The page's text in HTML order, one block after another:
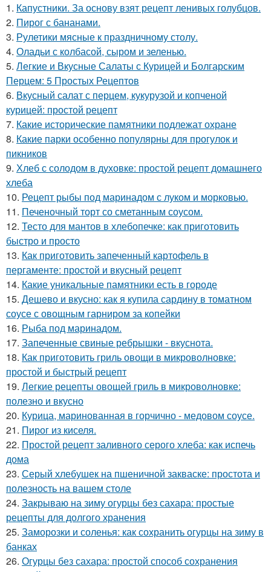
1. Капустники. За основу взят рецепт ленивых голубцов.
2. Пирог с бананами.
3. Рулетики мясные к праздничному столу.
4. Оладьи с колбасой, сыром и зеленью.
5. Легкие и Вкусные Салаты с Курицей и Болгарским
Перцем: 5 Простых Рецептов
6. Вкусный салат с перцем, кукурузой и копченой
курицей: простой рецепт
7. Какие исторические памятники подлежат охране
8. Какие парки особенно популярны для прогулок и
пикников
9. Хлеб с солодом в духовке: простой рецепт домашнего
хлеба
10. Рецепт рыбы под маринадом с луком и морковью.
11. Печеночный торт со сметанным соусом.
12. Тесто для мантов в хлебопечке: как приготовить
быстро и просто
13. Как приготовить запеченный картофель в
пергаменте: простой и вкусный рецепт
14. Какие уникальные памятники есть в городе
15. Дешево и вкусно: как я купила сардину в томатном
соусе с овощным гарниром за копейки
16. Рыба под маринадом.
17. Запеченные свиные ребрышки - вкуснота.
18. Как приготовить гриль овощи в микроволновке:
простой и быстрый рецепт
19. Легкие рецепты овощей гриль в микроволновке:
полезно и вкусно
20. Курица, маринованная в горчично - медовом соусе.
21. Пирог из киселя.
22. Простой рецепт заливного серого хлеба: как испечь
дома
23. Серый хлебушек на пшеничной закваске: простота и
полезность на вашем столе
24. Закрываю на зиму огурцы без сахара: простые
рецепты для долгого хранения
25. Заморозки и соленья: как сохранить огурцы на зиму в
банках
26. Огурцы без сахара: простой способ сохранения